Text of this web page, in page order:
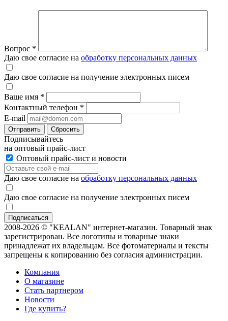
Вопрос *
Даю свое согласие на обработку персональных данных
Даю свое согласие на получение электронных писем
Ваше имя *
Контактный телефон *
E-mail
Отправить Сбросить
Подписывайтесь
на оптовый прайс-лист
Оптовый прайс-лист и новости
Даю свое согласие на обработку персональных данных
Даю свое согласие на получение электронных писем
2008-2026 © "KEALAN" интернет-магазин. Товарный знак
зарегистрирован. Все логотипы и товарные знаки
принадлежат их владельцам. Все фотоматериалы и тексты
запрещены к копированию без согласия администрации.
Компания
О магазине
Стать партнером
Новости
Где купить?